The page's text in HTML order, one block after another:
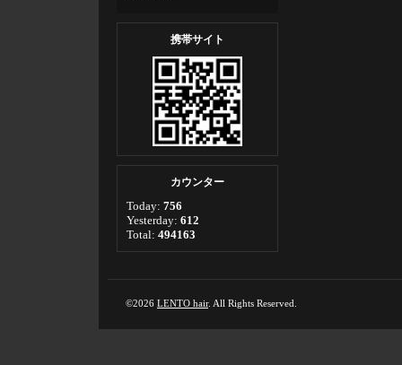
携帯サイト
カウンター
Today: 756
Yesterday: 612
Total: 494163
©2026 LENTO hair. All Rights Reserved.